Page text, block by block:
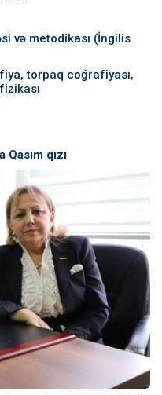
və metodikası (İngilis
torpaq coğrafiyası,
qızı